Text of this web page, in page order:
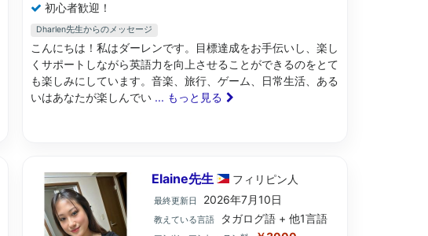
初心者歓迎！
Dharlen先生からのメッセージ
こんにちは！私はダーレンです。目標達成をお手伝いし、楽し
くサポートしながら英語力を向上させることができるのをとて
も楽しみにしています。音楽、旅行、ゲーム、日常生活、ある
いはあなたが楽しんでい ... もっと見る
Elaine先生 フィリピン 人
最終更新日 2026年7月10日
教えている言語 タガログ語 + 他1言語